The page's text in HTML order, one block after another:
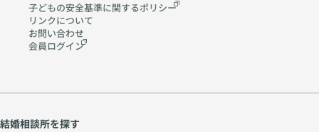
子どもの安全基準に関するポリシー
リンクについて
お問い合わせ
会員ログイン
結婚相談所を探す